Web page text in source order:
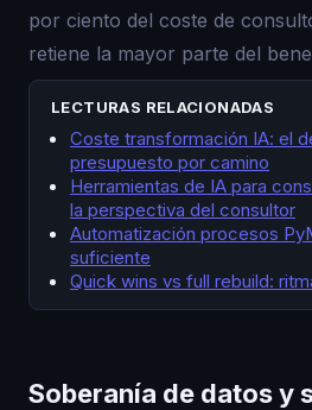
por ciento del coste de
retiene la mayor parte del
LECTURAS RELACIONADAS
Coste transformación IA: el
presupuesto por camino
Herramientas de IA para
la perspectiva del consultor
Automatización procesos
suficiente
Quick wins vs full rebuild:
Soberanía de datos y